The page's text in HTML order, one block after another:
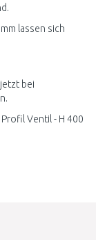
lassen sich
bei
Ventil - H 400